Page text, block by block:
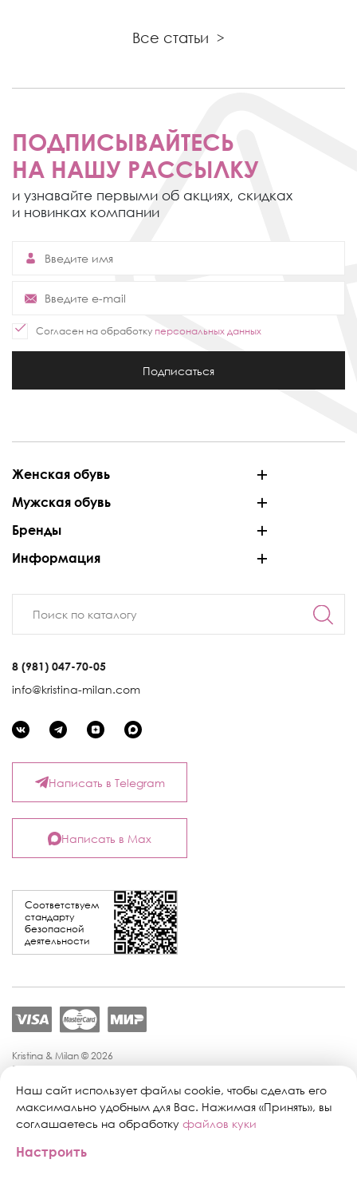
Все статьи >
ПОДПИСЫВАЙТЕСЬ
НА НАШУ РАССЫЛКУ
и узнавайте первыми об акциях, скидках
и новинках компании
Согласен на обработку персональных данных
Подписаться
Женская обувь
Мужская обувь
Бренды
Информация
8 (981) 047-70-05
info@kristina-milan.com
Соответствуем
стандарту
безопасной
деятельности
Написать в Telegram
Написать в Max
Kristina & Milan © 2026
Политика конфиденциальности
Политика обработки персональных данных
Публичная оферта
Персональные настройки файлов cookie
Поддержка сайта:
Наш сайт использует файлы cookie, чтобы сделать его
максимально удобным для Вас. Нажимая «Принять», вы
соглашаетесь на обработку файлов куки
Настроить